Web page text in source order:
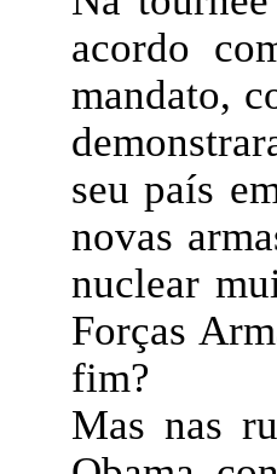
acordo
mandato,
seu país
novas
nuclear
Forças
fim?
Mas nas